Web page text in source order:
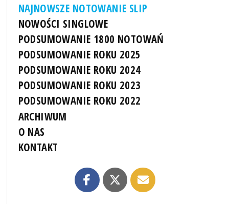
NAJNOWSZE NOTOWANIE SLIP
NOWOŚCI SINGLOWE
PODSUMOWANIE 1800 NOTOWAŃ
PODSUMOWANIE ROKU 2025
PODSUMOWANIE ROKU 2024
PODSUMOWANIE ROKU 2023
PODSUMOWANIE ROKU 2022
ARCHIWUM
O NAS
KONTAKT